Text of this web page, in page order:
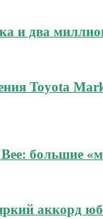
и два
Toyota
большие
аккорд